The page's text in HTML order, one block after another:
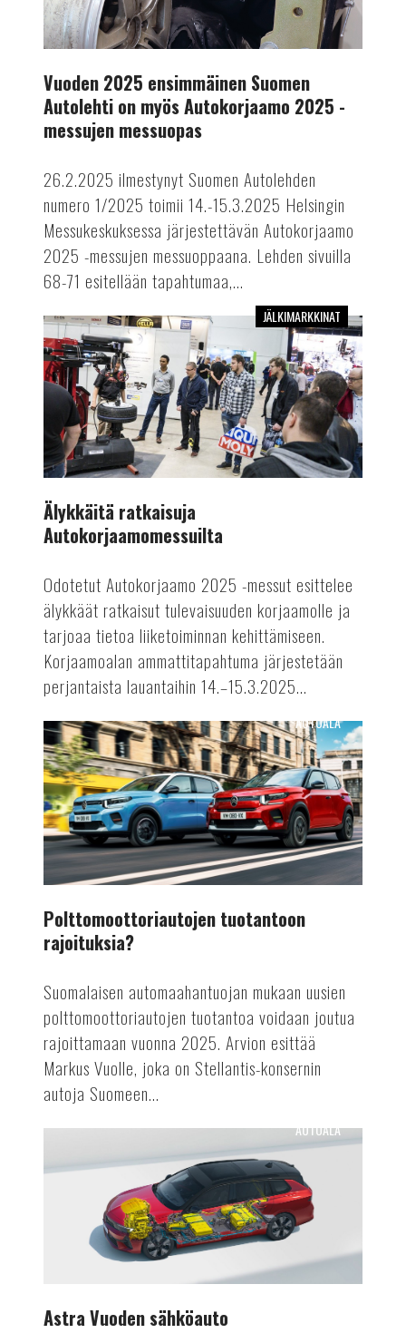
2025
-
messuopas
Vuoden 2025 ensimmäinen Suomen
Autolehti on myös Autokorjaamo 2025 -
messujen messuopas
26.2.2025 ilmestynyt Suomen Autolehden
numero 1/2025 toimii 14.-15.3.2025 Helsingin
Messukeskuksessa järjestettävän Autokorjaamo
2025 -messujen messuoppaana. Lehden sivuilla
68-71 esitellään tapahtumaa,...
Älykkäitä
ratkaisuja
Autokorjaamomessuilta
JÄLKIMARKKINAT
Älykkäitä ratkaisuja
Autokorjaamomessuilta
Odotetut Autokorjaamo 2025 -messut esittelee
älykkäät ratkaisut tulevaisuuden korjaamolle ja
tarjoaa tietoa liiketoiminnan kehittämiseen.
Korjaamoalan ammattitapahtuma järjestetään
perjantaista lauantaihin 14.–15.3.2025...
Polttomoottoriautojen
tuotantoon
rajoituksia?
AUTOALA
Polttomoottoriautojen tuotantoon
rajoituksia?
Suomalaisen automaahantuojan mukaan uusien
polttomoottoriautojen tuotantoa voidaan joutua
rajoittamaan vuonna 2025. Arvion esittää
Markus Vuolle, joka on Stellantis-konsernin
autoja Suomeen...
Vuoden
AUTOALA
Astra Vuoden sähköauto